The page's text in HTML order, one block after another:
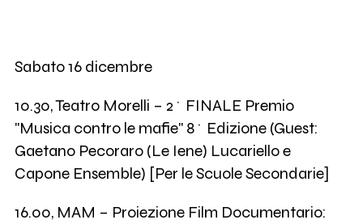
Sabato 16 dicembre
10.30, Teatro Morelli – 2^ FINALE Premio
"Musica contro le mafie" 8^ Edizione (Guest:
Gaetano Pecoraro (Le Iene) Lucariello e
Capone Ensemble) [Per le Scuole Secondarie]
16.00, MAM – Proiezione Film Documentario: